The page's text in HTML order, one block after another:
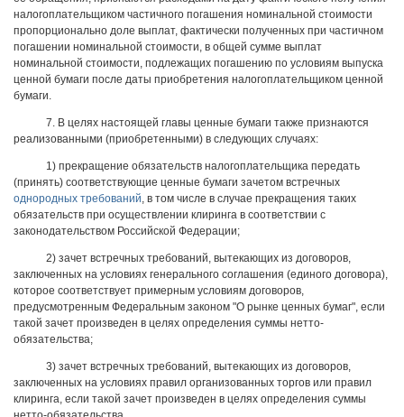
налогоплательщиком частичного погашения номинальной стоимости
пропорционально доле выплат, фактически полученных при частичном
погашении номинальной стоимости, в общей сумме выплат
номинальной стоимости, подлежащих погашению по условиям выпуска
ценной бумаги после даты приобретения налогоплательщиком ценной
бумаги.
7. В целях настоящей главы ценные бумаги также признаются
реализованными (приобретенными) в следующих случаях:
1) прекращение обязательств налогоплательщика передать
(принять) соответствующие ценные бумаги зачетом встречных
однородных требований, в том числе в случае прекращения таких
обязательств при осуществлении клиринга в соответствии с
законодательством Российской Федерации;
2) зачет встречных требований, вытекающих из договоров,
заключенных на условиях генерального соглашения (единого договора),
которое соответствует примерным условиям договоров,
предусмотренным Федеральным законом "О рынке ценных бумаг", если
такой зачет произведен в целях определения суммы нетто-
обязательства;
3) зачет встречных требований, вытекающих из договоров,
заключенных на условиях правил организованных торгов или правил
клиринга, если такой зачет произведен в целях определения суммы